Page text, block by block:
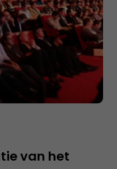
van het